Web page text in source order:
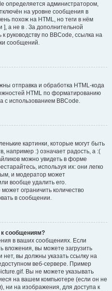
определяется администратором,
на уровне сообщения в
похож на HTML, но теги в нём
], а не в . За дополнительной
руководству по BBCode, ссылка на
сообщений.
отправка и обработка HTML-кода
HTML по форматированию
с использованием BBCode.
картинки, которые могут быть
например :) означает радость, а :(
можно увидеть в форме
используя их: они легко
и модератор может
вообще удалить его.
ограничить количество
в сообщении.
к сообщениям?
в ваших сообщениях. Если
вложения, вы можете загрузить
вы должны указать ссылку на
веб-сервере. Пример
Вы не можете указывать
на вашем компьютере (если он не
ни на изображения, для доступа к